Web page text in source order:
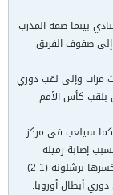
بالنادي بينما ضمه المدرب
إلى صفوف الفريق
مرات وإلى لقب دوري
بلقب كأس الأمم
كما سيلعب في مركز
إصابة زميله
البرازيلي دانيال ألفيش بتمزق عضلي خلال المباراة التي خسرها برشلونة (1-2)
أبطال أوروبا.